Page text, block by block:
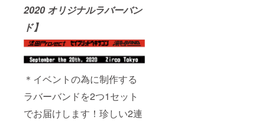
2020 オリジナルラバーバン
ド】
＊イベントの為に制作する
ラバーバンドを2つ1セット
でお届けします！珍しい2連